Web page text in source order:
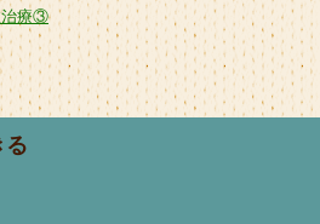
治療③
る